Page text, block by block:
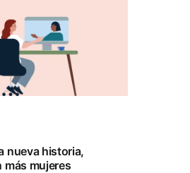
nueva historia,
mujeres